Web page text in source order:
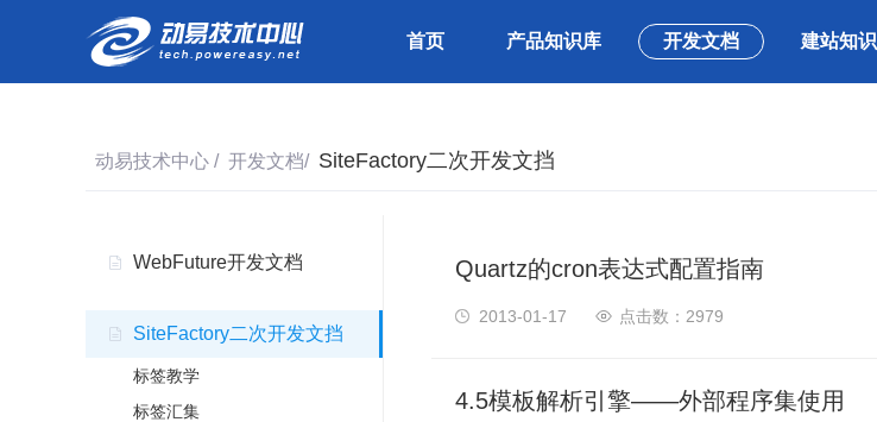
首页 产品知识库 开发文档 建站知识
动易技术中心 / 开发文档/ SiteFactory二次开发文挡
WebFuture开发文档
SiteFactory二次开发文挡
标签教学
标签汇集
Quartz的cron表达式配置指南
2013-01-17 2979
4.5模板解析引擎——外部程序集使用